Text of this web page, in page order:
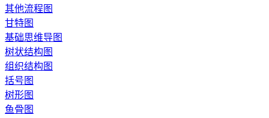
其他流程图
甘特图
基础思维导图
树状结构图
组织结构图
括号图
树形图
鱼骨图